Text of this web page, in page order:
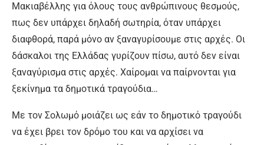
Μακιαβέλλης για όλους τους ανθρώπινους θεσμούς,
πως δεν υπάρχει δηλαδή σωτηρία, όταν υπάρχει
διαφθορά, παρά μόνο αν ξαναγυρίσουμε στις αρχές. Οι
δάσκαλοι της Ελλάδας γυρίζουν πίσω, αυτό δεν είναι
ξαναγύρισμα στις αρχές. Χαίρομαι να παίρνονται για
ξεκίνημα τα δημοτικά τραγούδια…
Με τον Σολωμό μοιάζει ως εάν το δημοτικό τραγούδι
να έχει βρει τον δρόμο του και να αρχίσει να